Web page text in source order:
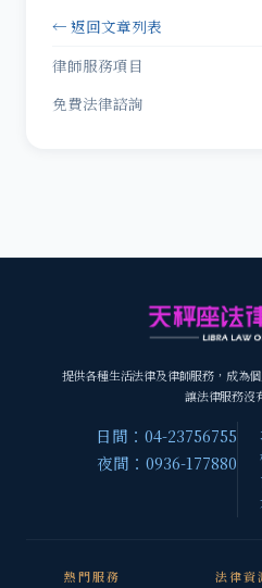
← 返回文章列表
律師服務項目
免費法律諮詢
提供各種生活法律及律師服務，成為
讓法律服務沒
日間：04-23756755
夜間：0936-177880
熱門服務 法律資